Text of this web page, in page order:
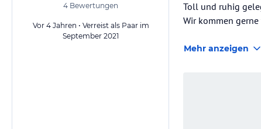
4 Bewertungen
Vor 4 Jahren • Verreist als Paar im
September 2021
Toll und ruhig
Wir kommen gerne
Mehr anzeigen